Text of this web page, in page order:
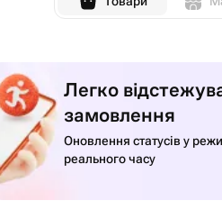
Легко
замовлення
Оновлення статусів у
реального часу